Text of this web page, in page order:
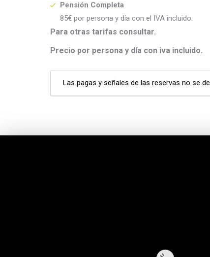
Pensión Completa
85€ por persona y día con el IVA incluido.
Para otras tarifas consultar.
Precio por persona y día con iva incluido.
Las pagas y señales de las reservas no se